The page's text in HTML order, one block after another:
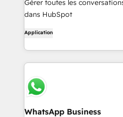
Gérer toutes les
dans HubSpot
Application
WhatsApp Business